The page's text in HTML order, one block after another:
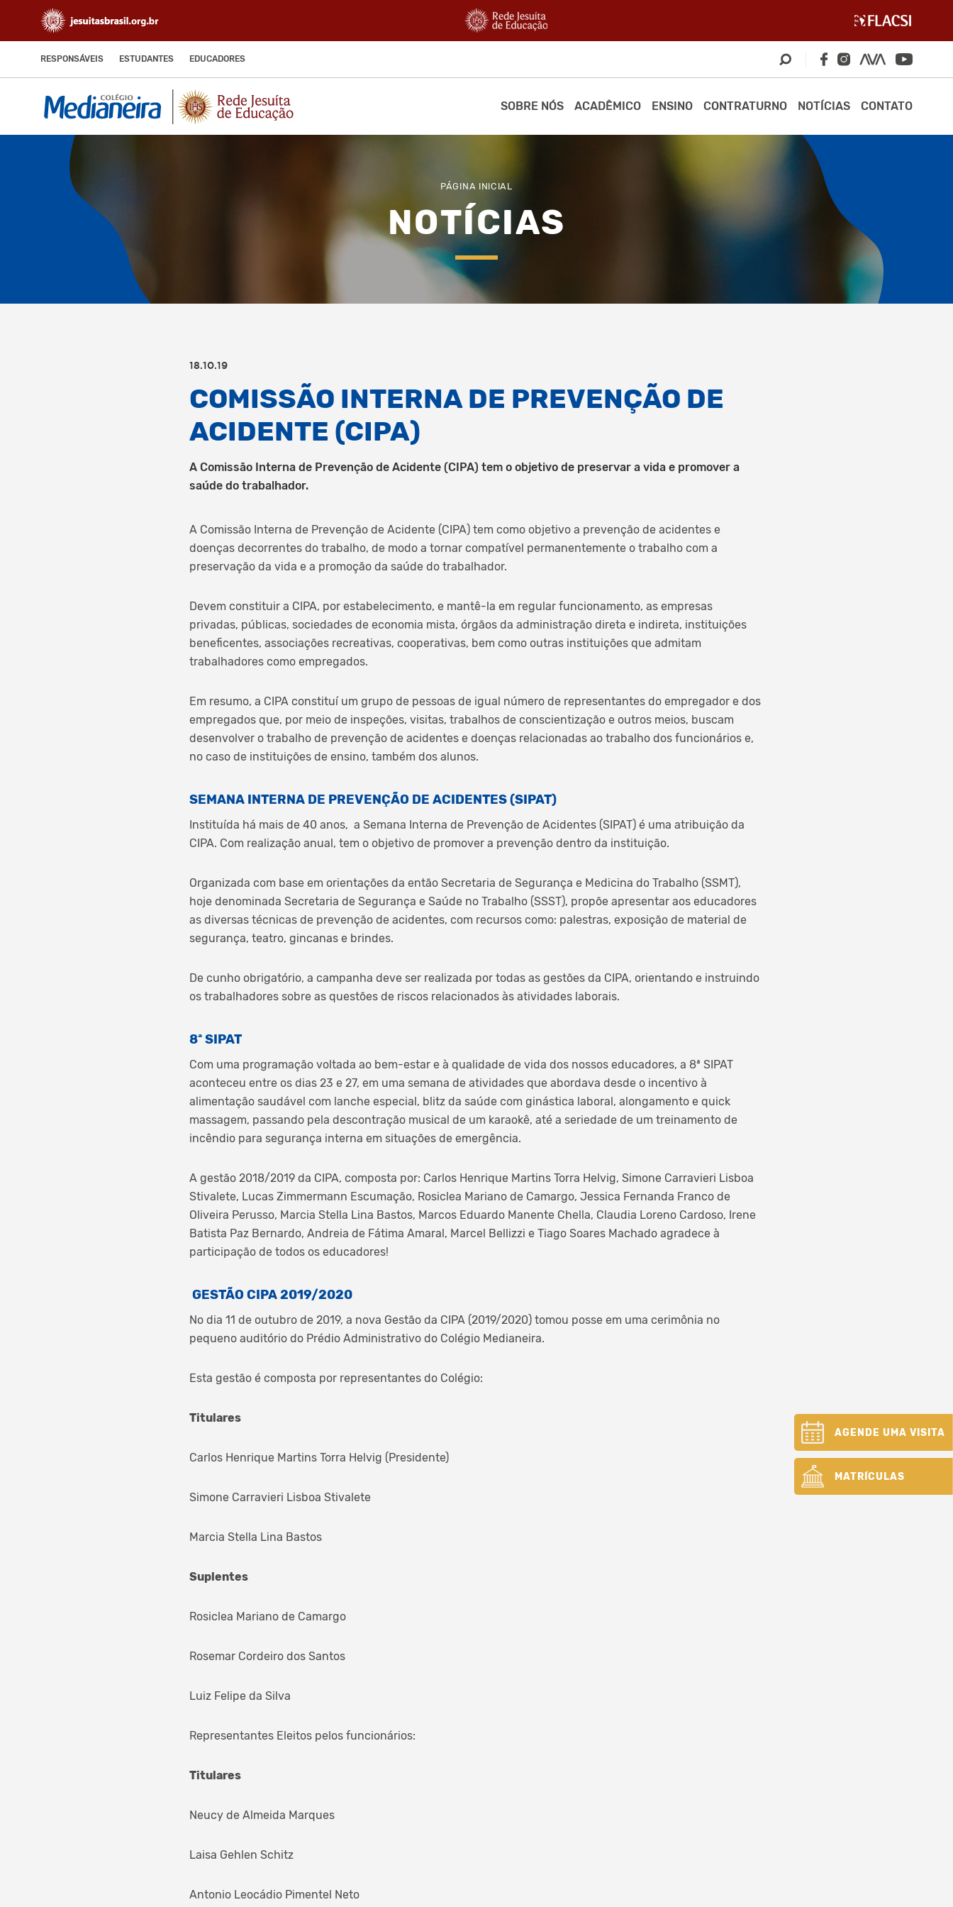
RESPONSÁVEIS ESTUDANTES EDUCADORES
SOBRE NÓS ACADÊMICO ENSINO CONTRATURNO NOTÍCIAS CONTATO
PÁGINA INICIAL
NOTÍCIAS
18.10.19
COMISSÃO INTERNA DE PREVENÇÃO DE
ACIDENTE (CIPA)
A Comissão Interna de Prevenção de Acidente (CIPA) tem o objetivo de preservar a vida e promover a
saúde do trabalhador.
A Comissão Interna de Prevenção de Acidente (CIPA) tem como objetivo a prevenção de acidentes e
doenças decorrentes do trabalho, de modo a tornar compatível permanentemente o trabalho com a
preservação da vida e a promoção da saúde do trabalhador.
Devem constituir a CIPA, por estabelecimento, e mantê-la em regular funcionamento, as empresas
privadas, públicas, sociedades de economia mista, órgãos da administração direta e indireta, instituições
beneficentes, associações recreativas, cooperativas, bem como outras instituições que admitam
trabalhadores como empregados.
Em resumo, a CIPA constituí um grupo de pessoas de igual número de representantes do empregador e dos
empregados que, por meio de inspeções, visitas, trabalhos de conscientização e outros meios, buscam
desenvolver o trabalho de prevenção de acidentes e doenças relacionadas ao trabalho dos funcionários e,
no caso de instituições de ensino, também dos alunos.
SEMANA INTERNA DE PREVENÇÃO DE ACIDENTES (SIPAT)
Instituída há mais de 40 anos, a Semana Interna de Prevenção de Acidentes (SIPAT) é uma atribuição da
CIPA. Com realização anual, tem o objetivo de promover a prevenção dentro da instituição.
Organizada com base em orientações da então Secretaria de Segurança e Medicina do Trabalho (SSMT),
hoje denominada Secretaria de Segurança e Saúde no Trabalho (SSST), propõe apresentar aos educadores
as diversas técnicas de prevenção de acidentes, com recursos como: palestras, exposição de material de
segurança, teatro, gincanas e brindes.
De cunho obrigatório, a campanha deve ser realizada por todas as gestões da CIPA, orientando e instruindo
os trabalhadores sobre as questões de riscos relacionados às atividades laborais.
8ª SIPAT
Com uma programação voltada ao bem-estar e à qualidade de vida dos nossos educadores, a 8ª SIPAT
aconteceu entre os dias 23 e 27, em uma semana de atividades que abordava desde o incentivo à
alimentação saudável com lanche especial, blitz da saúde com ginástica laboral, alongamento e quick
massagem, passando pela descontração musical de um karaokê, até a seriedade de um treinamento de
incêndio para segurança interna em situações de emergência.
A gestão 2018/2019 da CIPA, composta por: Carlos Henrique Martins Torra Helvig, Simone Carravieri Lisboa
Stivalete, Lucas Zimmermann Escumação, Rosiclea Mariano de Camargo, Jessica Fernanda Franco de
Oliveira Perusso, Marcia Stella Lina Bastos, Marcos Eduardo Manente Chella, Claudia Loreno Cardoso, Irene
Batista Paz Bernardo, Andreia de Fátima Amaral, Marcel Bellizzi e Tiago Soares Machado agradece à
participação de todos os educadores!
GESTÃO CIPA 2019/2020
No dia 11 de outubro de 2019, a nova Gestão da CIPA (2019/2020) tomou posse em uma cerimônia no
pequeno auditório do Prédio Administrativo do Colégio Medianeira.
Esta gestão é composta por representantes do Colégio:
Titulares
Carlos Henrique Martins Torra Helvig (Presidente)
Simone Carravieri Lisboa Stivalete
Marcia Stella Lina Bastos
Suplentes
Rosiclea Mariano de Camargo
Rosemar Cordeiro dos Santos
Luiz Felipe da Silva
Representantes Eleitos pelos funcionários:
Titulares
Neucy de Almeida Marques
Laisa Gehlen Schitz
Antonio Leocádio Pimentel Neto
AGENDE UMA VISITA
MATRÍCULAS